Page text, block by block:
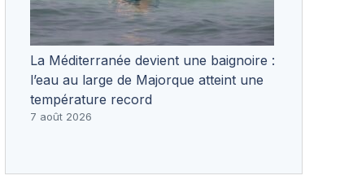
La Méditerranée devient une baignoire :
l’eau au large de Majorque atteint une
température record
7 août 2026